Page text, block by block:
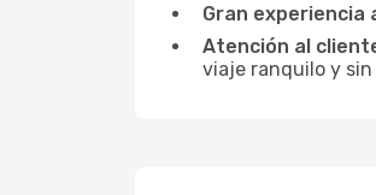
Gran experiencia
Atención al
viaje ranquilo y sin